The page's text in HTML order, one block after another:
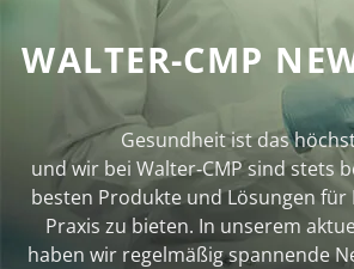
WALTER-CMP
Gesundheit ist das
und wir bei Walter‑CMP sind stets
besten Produkte und Lösungen
Praxis zu bieten. In unserem
haben wir regelmäßig spannende